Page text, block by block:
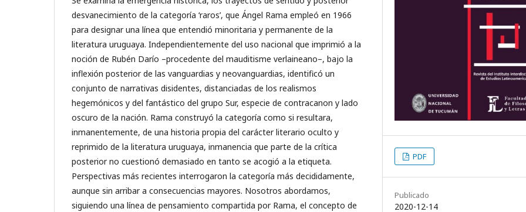
desvanecimiento de la categoría ‘raros’, que Ángel Rama empleó en 1966
para designar una línea que entendió minoritaria y permanente de la
literatura uruguaya. Independientemente del uso nacional que imprimió a la
noción de Rubén Darío –procedente del mauditisme verlaineano–, bajo la
inflexión posterior de las vanguardias y neovanguardias, identificó un
conjunto de narrativas disidentes, distanciadas de los realismos
hegemónicos y del fantástico del grupo Sur, especie de contracanon y lado
oscuro de la nación. Rama construyó la categoría como si resultara,
inmanentemente, de una historia propia del carácter literario oculto y
reprimido de la literatura uruguaya, inmanencia que parte de la crítica
posterior no cuestionó demasiado en tanto se acogió a la etiqueta.
Perspectivas más recientes interrogaron la categoría más decididamente,
aunque sin arribar a consecuencias mayores. Nosotros abordamos,
siguiendo una línea de pensamiento compartida por Rama, el concepto de
PDF
Publicado
2020-12-14